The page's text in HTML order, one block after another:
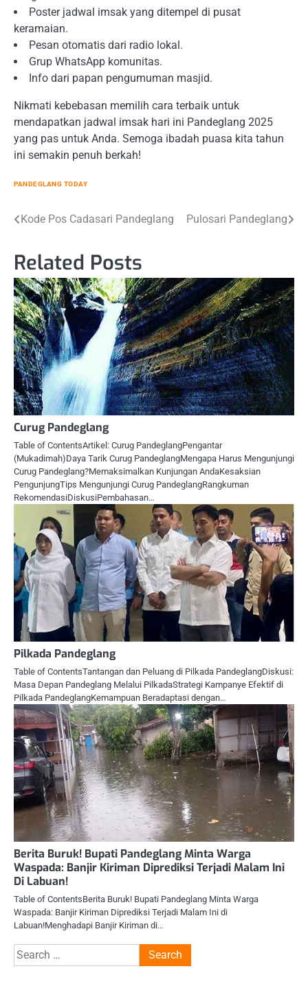
Poster jadwal imsak yang ditempel di pusat
keramaian.
Pesan otomatis dari radio lokal.
Grup WhatsApp komunitas.
Info dari papan pengumuman masjid.
Nikmati kebebasan memilih cara terbaik untuk
mendapatkan jadwal imsak hari ini Pandeglang 2025
yang pas untuk Anda. Semoga ibadah puasa kita tahun
ini semakin penuh berkah!
PANDEGLANG TODAY
Post
Kode Pos Cadasari Pandeglang Pulosari Pandeglang
Related Posts
Curug Pandeglang
Table of ContentsArtikel: Curug PandeglangPengantar
(Mukadimah)Daya Tarik Curug PandeglangMengapa Harus Mengunjungi
Curug Pandeglang?Memaksimalkan Kunjungan AndaKesaksian
PengunjungTips Mengunjungi Curug PandeglangRangkuman
RekomendasiDiskusiPembahasan…
Pilkada Pandeglang
Table of ContentsTantangan dan Peluang di Pilkada PandeglangDiskusi:
Masa Depan Pandeglang Melalui PilkadaStrategi Kampanye Efektif di
Pilkada PandeglangKemampuan Beradaptasi dengan…
Berita Buruk! Bupati Pandeglang Minta Warga
Waspada: Banjir Kiriman Diprediksi Terjadi Malam Ini
Di Labuan!
Table of ContentsBerita Buruk! Bupati Pandeglang Minta Warga
Waspada: Banjir Kiriman Diprediksi Terjadi Malam Ini di
Labuan!Menghadapi Banjir Kiriman di…
Search
for: